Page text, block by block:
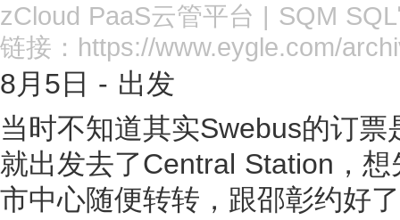
zCloud PaaS云管平台 | SQM
链接： https://www.eygle.com/
8月5日 - 出发
当时不知道其实Swebus的订
就出发去了Central Station，
市中心随便转转，跟邵彰约好